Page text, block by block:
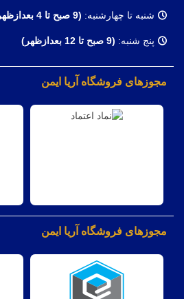
شنبه تا چهارشنبه: (9 صبح تا 4 بعدازظهر)
پنج شنبه: (9 صبح تا 12 بعدازظهر)
مجوزهای فروشگاه آریا ایمن
مجوزهای فروشگاه آریا ایمن